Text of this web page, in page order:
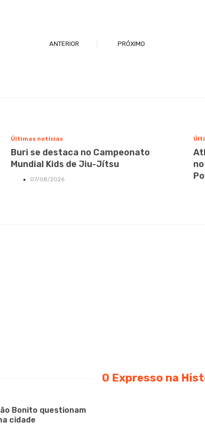
ANTERIOR PRÓXIMO
Últimas notícias
Buri se destaca no Campeonato
Mundial Kids de Jiu-Jítsu
07/08/2026
Bonito questionam
cidade
O Expresso na